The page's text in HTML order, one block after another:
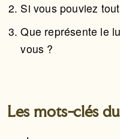
Si vous pouviez
Que représente le
vous ?
Les mots-clés